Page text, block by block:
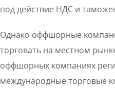
под действие НДС и
Однако оффшорные
торговать на местном
оффшорных компаниях
международные торговые